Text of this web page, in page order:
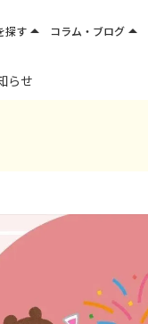
らせ
探すarrow_drop_up コラム・ブログarrow_drop_up